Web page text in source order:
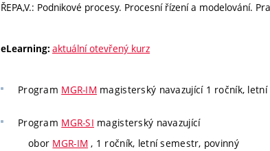
ŘEPA,V.: Podnikové procesy. Procesní řízení a modelování.
eLearning: aktuální otevřený kurz
Program MGR-IM magisterský navazující 1 ročník,
Program MGR-SI magisterský navazující
obor MGR-IM , 1 ročník, letní semestr, povinný